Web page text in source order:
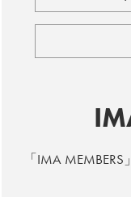
「IMA